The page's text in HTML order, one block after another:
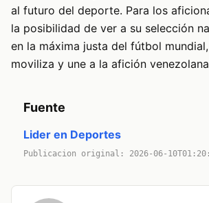
al futuro del deporte. Para los
la posibilidad de ver a su selección
en la máxima justa del fútbol
moviliza y une a la afición
Fuente
Lider en Deportes
Publicacion original: 2026-06-